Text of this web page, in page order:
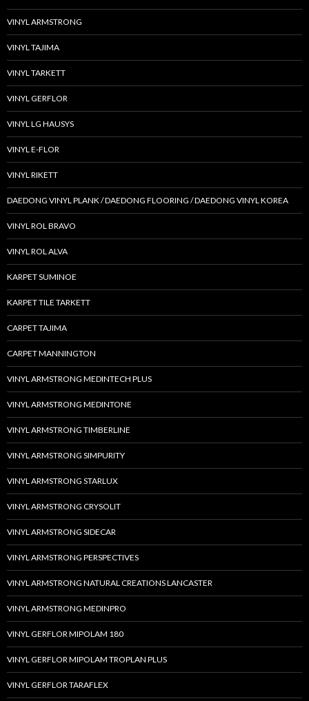
VINYL ARMSTRONG
VINYL TAJIMA
VINYL TARKETT
VINYL GERFLOR
VINYL LG HAUSYS
VINYL E-FLOR
VINYL RIKETT
DAEDONG VINYL PLANK / DAEDONG FLOORING / DAEDONG VINYL KOREA
VINYL ROL BRAVO
VINYL ROL ALVA
KARPET SUMINOE
KARPET TILE TARKETT
CARPET TAJIMA
CARPET MANNINGTON
VINYL ARMSTRONG MEDINTECH PLUS
VINYL ARMSTRONG MEDINTONE
VINYL ARMSTRONG TIMBERLINE
VINYL ARMSTRONG SIMPURITY
VINYL ARMSTRONG STARLUX
VINYL ARMSTRONG CRYSOLIT
VINYL ARMSTRONG SIDECAR
VINYL ARMSTRONG PERSPECTIVES
VINYL ARMSTRONG NATURAL CREATIONS LANCASTER
VINYL ARMSTRONG MEDINPRO
VINYL GERFLOR MIPOLAM 180
VINYL GERFLOR MIPOLAM TROPLAN PLUS
VINYL GERFLOR TARAFLEX